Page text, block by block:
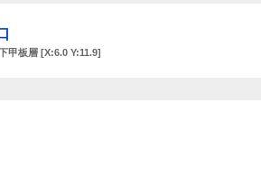
甲板層 [X:6.0 Y:11.9]